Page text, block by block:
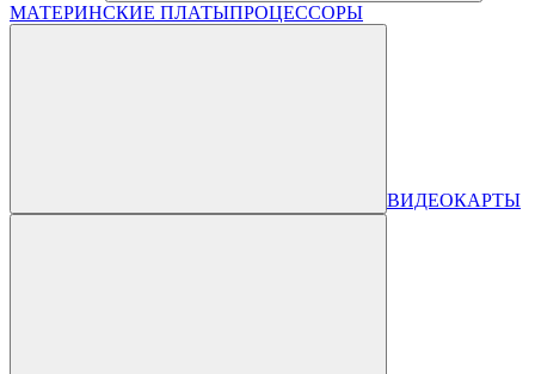
МАТЕРИНСКИЕ ПЛАТЫПРОЦЕССОРЫ
ВИДЕОКАРТЫ